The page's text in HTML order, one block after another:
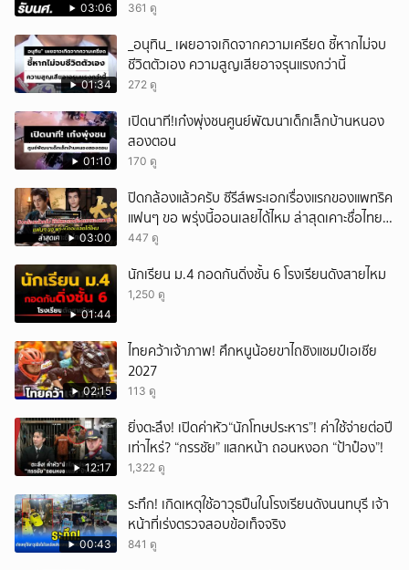
03:06 361 ดู
01:34
_อนุทิน_ เผยอาจเกิดจากความเครียด ชี้หากไม่จบ
ชีวิตตัวเอง ความสูญเสียอาจรุนแรงกว่านี้
272 ดู
01:10
เปิดนาที!เก๋งพุ่งชนศูนย์พัฒนาเด็กเล็กบ้านหนอง
สองตอน
170 ดู
03:00
ปิดกล้องแล้วครับ ซีรีส์พระเอกเรื่องแรกของแพทริค
แฟนๆ ขอ พรุ่งนี้ออนเลยได้ไหม ล่าสุดเคาะชื่อไทย
แล้ว
447 ดู
01:44
นักเรียน ม.4 กอดกันดิ่งชั้น 6 โรงเรียนดังสายไหม
1,250 ดู
02:15
ไทยคว้าเจ้าภาพ! ศึกหนูน้อยขาไถชิงแชมป์เอเชีย
2027
113 ดู
12:17
ยิ่งตะลึง! เปิดค่าหัว“นักโทษประหาร”! ค่าใช้จ่ายต่อปี
เท่าไหร่? “กรรชัย” แสกหน้า ถอนหงอก “ป้าป๋อง”!
1,322 ดู
00:43
ระทึก! เกิดเหตุใช้อาวุธปืuในโรงเรียนดังนนทบุรี เจ้า
หน้าที่เร่งตรวจสอบข้อเท็จจริง
841 ดู